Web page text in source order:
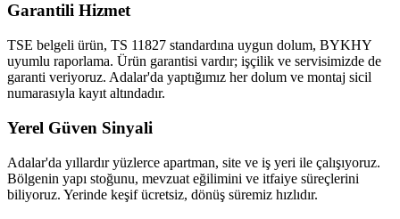
Garantili Hizmet
TSE belgeli ürün, TS 11827 standardına uygun dolum, BYKHY
uyumlu raporlama. Ürün garantisi vardır; işçilik ve servisimizde de
garanti veriyoruz. Adalar'da yaptığımız her dolum ve montaj sicil
numarasıyla kayıt altındadır.
Yerel Güven Sinyali
Adalar'da yıllardır yüzlerce apartman, site ve iş yeri ile çalışıyoruz.
Bölgenin yapı stoğunu, mevzuat eğilimini ve itfaiye süreçlerini
biliyoruz. Yerinde keşif ücretsiz, dönüş süremiz hızlıdır.